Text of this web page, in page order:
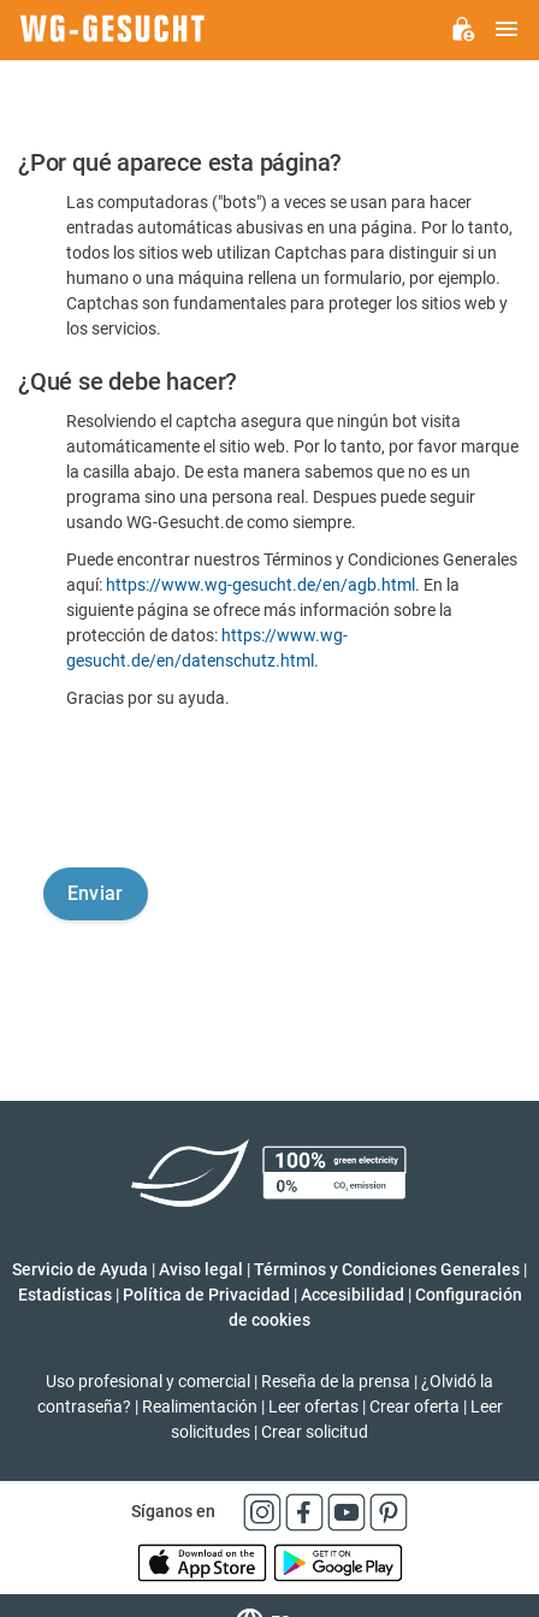
Por
favor,
confirme
humano
¿Por qué aparece esta página?
Las computadoras ("bots") a veces se usan para hacer
entradas automáticas abusivas en una página. Por lo tanto,
todos los sitios web utilizan Captchas para distinguir si un
humano o una máquina rellena un formulario, por ejemplo.
Captchas son fundamentales para proteger los sitios web y
los servicios.
¿Qué se debe hacer?
Resolviendo el captcha asegura que ningún bot visita
automáticamente el sitio web. Por lo tanto, por favor marque
la casilla abajo. De esta manera sabemos que no es un
programa sino una persona real. Despues puede seguir
usando WG-Gesucht.de como siempre.
Puede encontrar nuestros Términos y Condiciones Generales
aquí: https://www.wg-gesucht.de/en/agb.html . En la
siguiente página se ofrece más información sobre la
protección de datos: https://www.wg-
gesucht.de/en/datenschutz.html .
Gracias por su ayuda.
Servicio de Ayuda |Aviso legal |Términos y Condiciones Generales |
Estadísticas | Política de Privacidad | Accesibilidad | Configuración
de cookies
Uso profesional y comercial | Reseña de la prensa | ¿Olvidó la
contraseña? | Realimentación | Leer ofertas | Crear oferta | Leer
solicitudes |Crear solicitud
Síganos en